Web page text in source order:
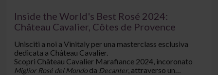
Inside the World's Best Rosé 2024:
Château Cavalier, Côtes de Provence
Unisciti a noi a Vinitaly per una masterclass esclusiva
dedicata a Château Cavalier.
Scopri Château Cavalier Marafiance 2024, incoronato
Miglior Rosé del Mondoda Decanter, attraverso un